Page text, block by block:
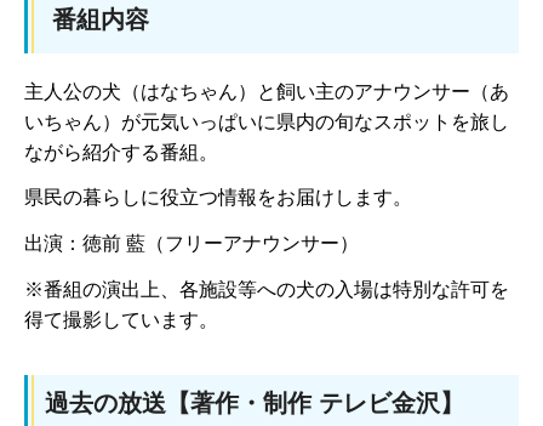
番組内容
主人公の犬（はなちゃん）と飼い主のアナウンサー（あ
いちゃん）が元気いっぱいに県内の旬なスポットを旅し
ながら紹介する番組。
県民の暮らしに役立つ情報をお届けします。
出演：徳前 藍（フリーアナウンサー）
※番組の演出上、各施設等への犬の入場は特別な許可を
得て撮影しています。
過去の放送【著作・制作 テレビ金沢】